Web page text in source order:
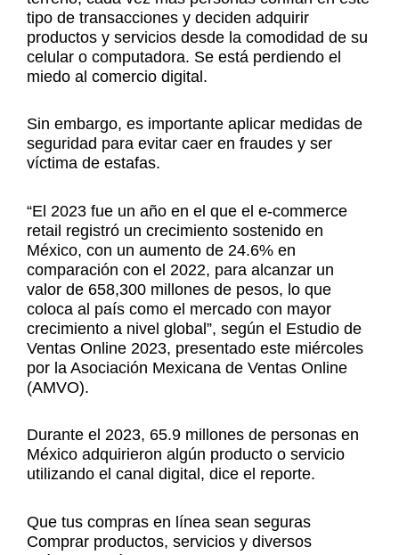
tipo de transacciones y deciden adquirir
productos y servicios desde la comodidad de su
celular o computadora. Se está perdiendo el
miedo al comercio digital.
Sin embargo, es importante aplicar medidas de
seguridad para evitar caer en fraudes y ser
víctima de estafas.
“El 2023 fue un año en el que el e-commerce
retail registró un crecimiento sostenido en
México, con un aumento de 24.6% en
comparación con el 2022, para alcanzar un
valor de 658,300 millones de pesos, lo que
coloca al país como el mercado con mayor
crecimiento a nivel global”, según el Estudio de
Ventas Online 2023, presentado este miércoles
por la Asociación Mexicana de Ventas Online
(AMVO).
Durante el 2023, 65.9 millones de personas en
México adquirieron algún producto o servicio
utilizando el canal digital, dice el reporte.
Que tus compras en línea sean seguras
Comprar productos, servicios y diversos